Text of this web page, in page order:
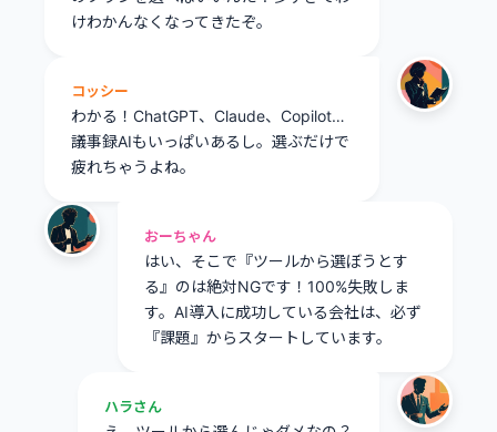
けわかんなくなってきたぞ。
コッシー
わかる！ChatGPT、Claude、Copilot…
議事録AIもいっぱいあるし。選ぶだけで
疲れちゃうよね。
おーちゃん
はい、そこで『ツールから選ぼうとす
る』のは絶対NGです！100%失敗しま
す。AI導入に成功している会社は、必ず
『課題』からスタートしています。
ハラさん